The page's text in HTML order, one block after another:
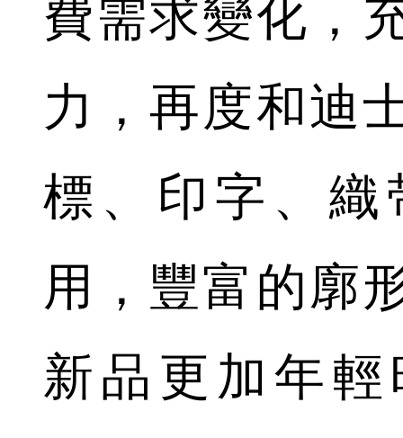
費需求變化，
力，再度和迪
標、印字、織
用，豐富的廓
新品更加年